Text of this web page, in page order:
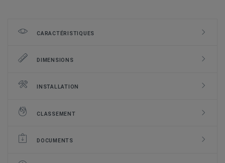
CARACTÉRISTIQUES
DIMENSIONS
INSTALLATION
CLASSEMENT
DOCUMENTS